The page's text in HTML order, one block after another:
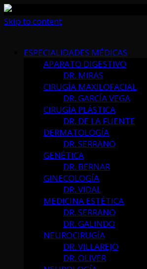
Skip to content
ESPECIALIDADES MÉDICAS
APARATO DIGESTIVO
DR. MIRAS
CIRUGÍA MAXILOFACIAL
DR. GARCÍA VEGA
CIRUGÍA PLÁSTICA
DR. DE LA FUENTE
DERMATOLOGÍA
DR. SERRANO
GENÉTICA
DR. BERNAR
GINECOLOGÍA
DR. VIDAL
MEDICINA ESTÉTICA
DR. SERRANO
DR. GALINDO
NEUROCIRUGÍA
DR. VILLAREJO
DR. OLIVER